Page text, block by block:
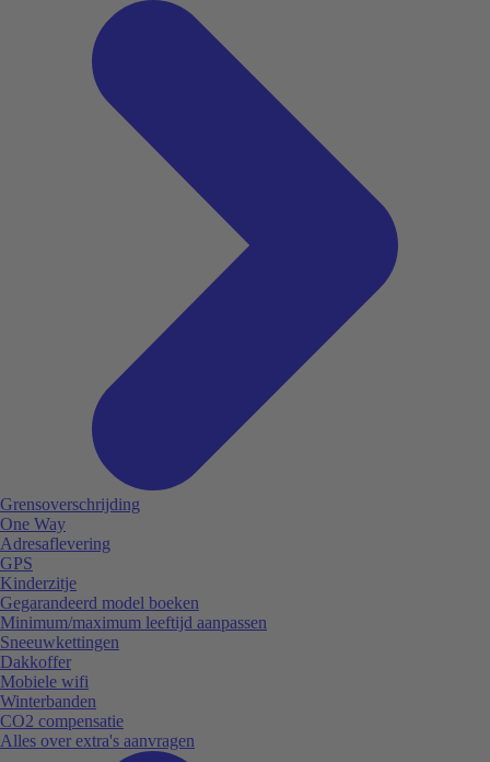
Grensoverschrijding
One Way
Adresaflevering
GPS
Kinderzitje
Gegarandeerd model boeken
Minimum/maximum leeftijd aanpassen
Sneeuwkettingen
Dakkoffer
Mobiele wifi
Winterbanden
CO2 compensatie
Alles over extra's aanvragen